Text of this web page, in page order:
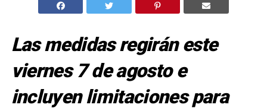
Las medidas regirán este
viernes 7 de agosto e
incluyen limitaciones para